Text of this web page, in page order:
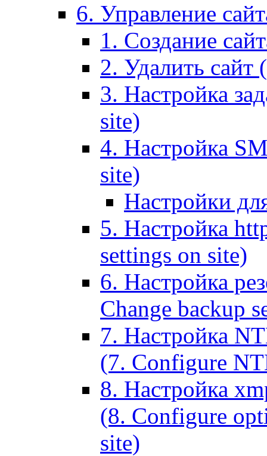
6. Управление
1. Создание
2. Удалить сайт
3. Настройка
site)
4. Настройка
site)
Настройки
5. Настройка
settings on site)
6. Настройка
Change backup
7. Настройка
(7. Configure
8. Настройка
(8. Configure
site)